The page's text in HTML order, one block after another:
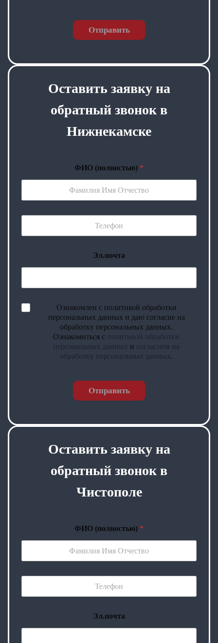
Отправить
Оставить заявку на
обратный звонок в
Нижнекамске
ФИО (полностью) *
Эл.почта
Ознакомлен с политикой обработки
персональных данных и даю согласие на
обработку персональных данных.
Ознакомиться с политикой обработки
персональных данных и согласием на
обработку персональных данных.
Отправить
Оставить заявку на
обратный звонок в
Чистополе
ФИО (полностью) *
Эл.почта